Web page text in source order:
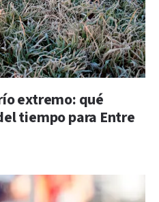
extremo: qué
tiempo para Entre